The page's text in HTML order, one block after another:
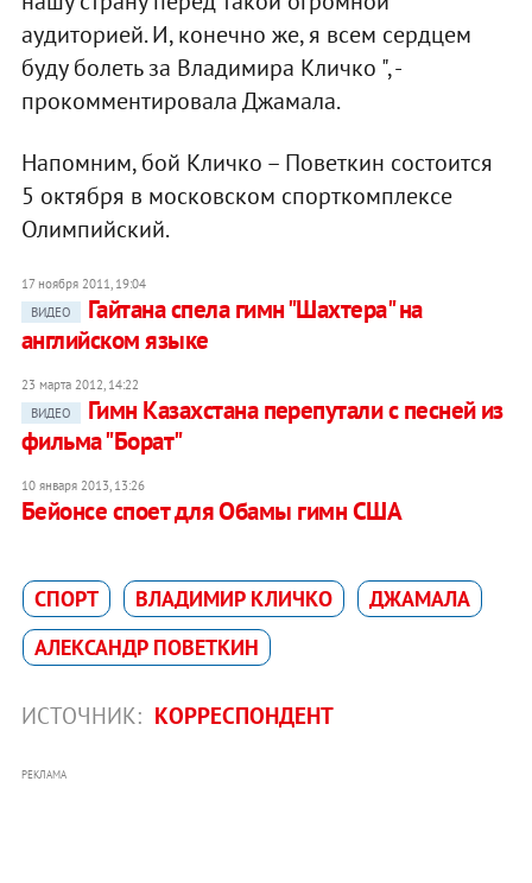
аудиторией. И, конечно же, я всем сердцем
буду болеть за Владимира Кличко ", -
прокомментировала Джамала.
Напомним, бой Кличко – Поветкин состоится
5 октября в московском спорткомплексе
Олимпийский.
17 ноября 2011, 19:04
ВИДЕО
Гайтана спела гимн "Шахтера" на
английском языке
23 марта 2012, 14:22
ВИДЕО
Гимн Казахстана перепутали с песней из
фильма "Борат"
10 января 2013, 13:26
Бейонсе споет для Обамы гимн США
СПОРТ ВЛАДИМИР КЛИЧКО
ДЖАМАЛА
АЛЕКСАНДР ПОВЕТКИН
ИСТОЧНИК: КОРРЕСПОНДЕНТ
РЕКЛАМА